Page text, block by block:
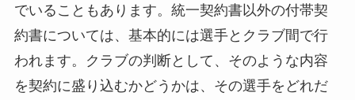
でいることもあります。統一契約書以外の付帯契
約書については、基本的には選手とクラブ間で行
われます。クラブの判断として、そのような内容
を契約に盛り込むかどうかは、その選手をどれだ